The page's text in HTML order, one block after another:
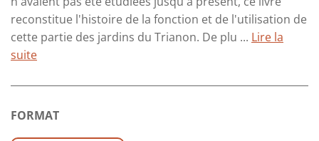
reconstitue l'histoire de la fonction et de l'utilisation de
cette partie des jardins du Trianon. De plu ... Lire la
suite
FORMAT